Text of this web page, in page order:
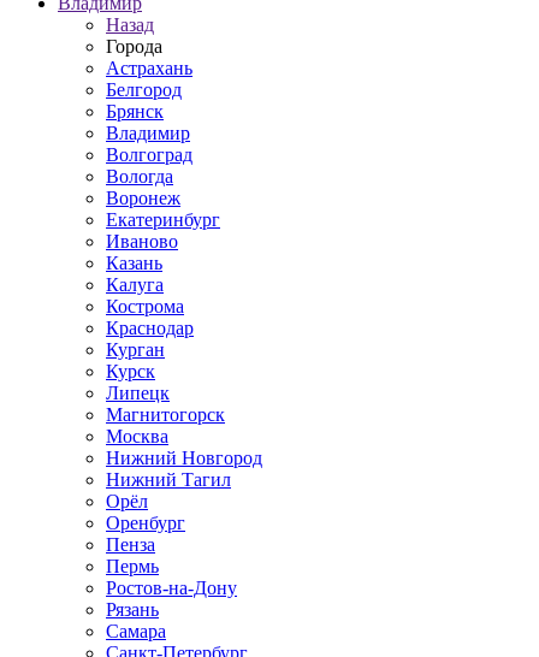
Назад
Города
Астрахань
Белгород
Брянск
Владимир
Волгоград
Вологда
Воронеж
Екатеринбург
Иваново
Казань
Калуга
Кострома
Краснодар
Курган
Курск
Липецк
Магнитогорск
Москва
Нижний Новгород
Нижний Тагил
Орёл
Оренбург
Пенза
Пермь
Ростов‑на‑Дону
Рязань
Самара
Санкт‑Петербург